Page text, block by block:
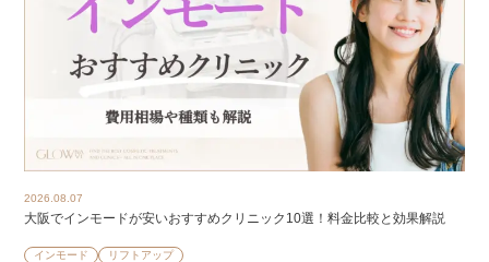
2026.08.07
大阪でインモードが安いおすすめクリニック10選！料金比較と効果解説
インモード リフトアップ